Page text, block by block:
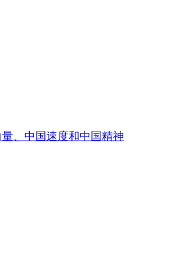
、中国速度和中国精神